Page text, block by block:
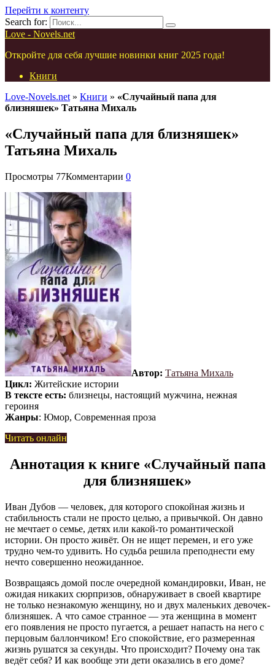
Перейти к контенту
Search for:
Love - Novels.net
Откройте для себя лучшие новинки книг 2025 года!
Книги
Love-Novels.net » Книги » «Случайный папа для
близняшек» Татьяна Михаль
«Случайный папа для близняшек»
Татьяна Михаль
Просмотры 77Комментарии 0
Автор: Татьяна Михаль
Цикл: Житейские истории
В тексте есть: близнецы, настоящий мужчина, нежная
героиня
Жанры: Юмор, Современная проза
Читать онлайн
Аннотация к книге «Случайный папа
для близняшек»
Иван Дубов — человек, для которого спокойная жизнь и
стабильность стали не просто целью, а привычкой. Он давно
не мечтает о семье, детях или какой-то романтической
истории. Он просто живёт. Он не ищет перемен, и его уже
трудно чем-то удивить. Но судьба решила преподнести ему
нечто совершенно неожиданное.
Возвращаясь домой после очередной командировки, Иван, не
ожидая никаких сюрпризов, обнаруживает в своей квартире
не только незнакомую женщину, но и двух маленьких девочек-
близняшек. А что самое странное — эта женщина в момент
его появления не просто пугается, а решает напасть на него с
перцовым баллончиком! Его спокойствие, его размеренная
жизнь рушатся за секунды. Что происходит? Почему она так
ведёт себя? И как вообще эти дети оказались в его доме?